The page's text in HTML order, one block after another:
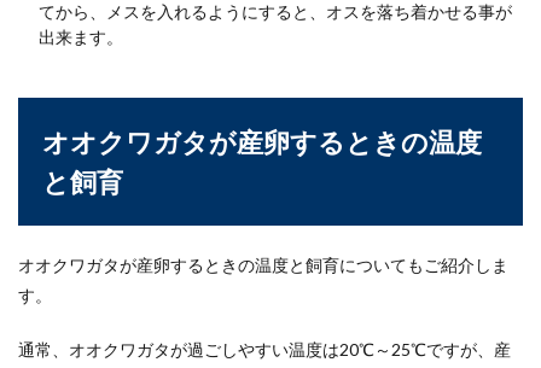
てから、メスを入れるようにすると、オスを落ち着かせる事が
出来ます。
オオクワガタが産卵するときの温度
と飼育
オオクワガタが産卵するときの温度と飼育についてもご紹介しま
す。
通常、オオクワガタが過ごしやすい温度は20℃～25℃ですが、産